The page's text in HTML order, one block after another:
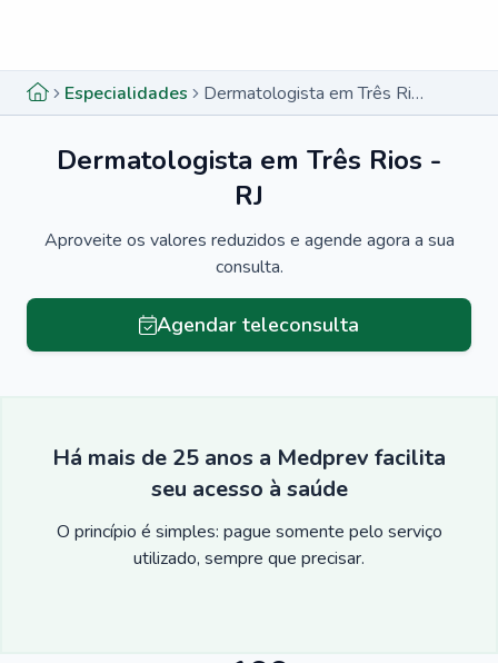
Especialidades Dermatologista em Três Rios - RJ
Dermatologista em Três Rios -
RJ
Aproveite os valores reduzidos e agende agora a sua
consulta.
Agendar teleconsulta
Há mais de 25 anos a Medprev facilita
seu acesso à saúde
O princípio é simples: pague somente pelo serviço
utilizado, sempre que precisar.